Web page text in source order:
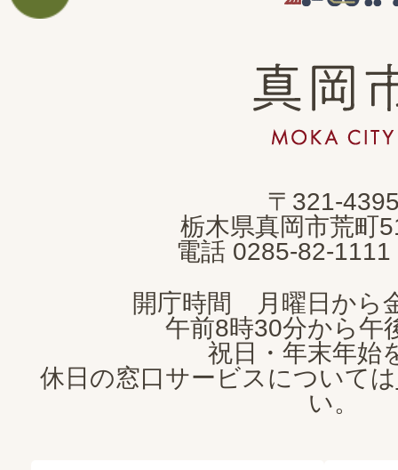
真
岡
市
CITY
〒321-
栃木県真岡市荒町
電話 0285-82-1111
開庁時間 月曜日から
午前8時30分から午
祝日・年末年始
休日の窓口サービスについては
い。